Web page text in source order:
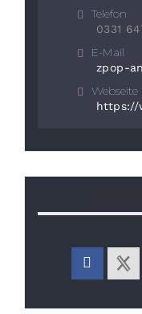
Telefon
0331
E-Mail
zpop-
Webseite
https://